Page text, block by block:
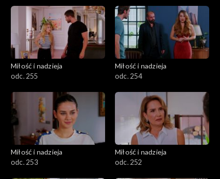
Miłość i nadzieja
odc. 255
Miłość i nadzieja
odc. 254
Miłość i nadzieja
odc. 253
Miłość i nadzieja
odc. 252